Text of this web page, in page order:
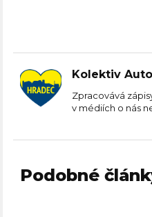
Kolektiv
Zpracovává
v médiích o nás
Podobné